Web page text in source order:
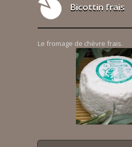
Bicottin frais
Le fromage de chèvre frais.